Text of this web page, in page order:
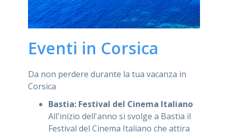
Eventi in Corsica
Da non perdere durante la tua vacanza in
Corsica
Bastia: Festival del Cinema Italiano
All'inizio dell'anno si svolge a Bastia il
Festival del Cinema Italiano che attira